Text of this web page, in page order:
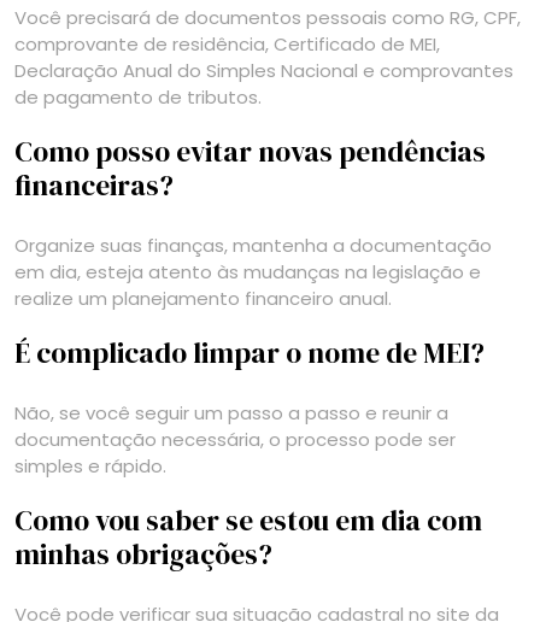
Você precisará de documentos pessoais como RG, CPF,
comprovante de residência, Certificado de MEI,
Declaração Anual do Simples Nacional e comprovantes
de pagamento de tributos.
Como posso evitar novas pendências
financeiras?
Organize suas finanças, mantenha a documentação
em dia, esteja atento às mudanças na legislação e
realize um planejamento financeiro anual.
É complicado limpar o nome de MEI?
Não, se você seguir um passo a passo e reunir a
documentação necessária, o processo pode ser
simples e rápido.
Como vou saber se estou em dia com
minhas obrigações?
Você pode verificar sua situação cadastral no site da